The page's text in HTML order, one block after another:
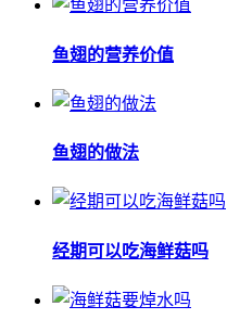
鱼翅的营养价值
鱼翅的做法
经期可以吃海鲜菇吗